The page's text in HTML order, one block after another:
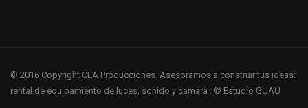
© 2016 Copyright CEA Producciones. Asesoramos a construir tus ideas:
rental de equipamiento de luces, sonido y camara : © Estudio GUAU